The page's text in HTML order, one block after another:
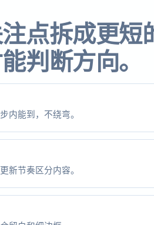
点拆成更短
判断方向。
内能到，不绕弯。
新节奏区分内容。